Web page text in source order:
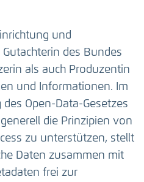
und
des Bundes
als auch Produzentin
und Informationen. Im
Open-Data-Gesetzes
die Prinzipien von
zu unterstützen, stellt
Daten zusammen mit
frei zur